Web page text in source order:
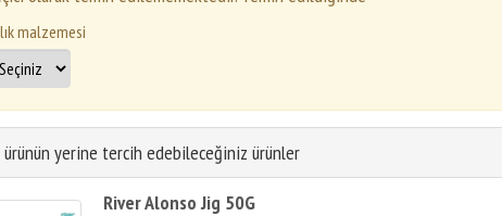
malzemesi
ürünün yerine tercih edebileceğiniz ürünler
River Alonso Jig 50G